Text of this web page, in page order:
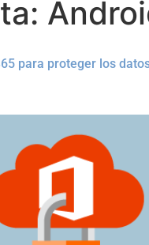
para proteger los